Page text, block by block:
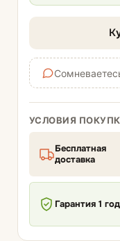
УСЛОВИЯ
Бесплатная
доставка
Гарантия 1 год